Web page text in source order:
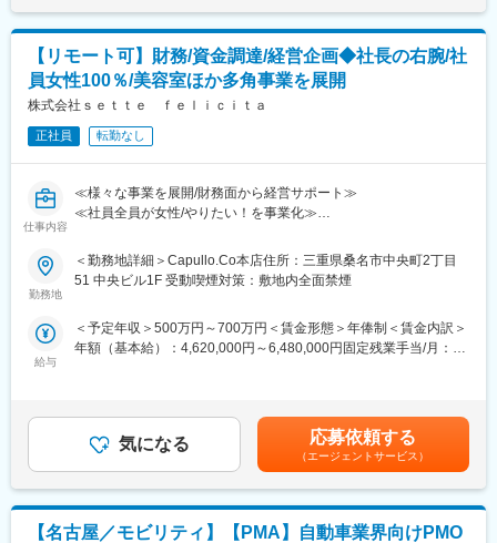
・新規顧客に向けた事業承継コンサル業務
・法人オーナーへ向けた辻本郷のグループソリューション提案
（保険・不動産・М＆A・ITソフト提案） など
上記の中から、経験や希望を考慮してお任せできるところから業
務をお願いいたします。
マネジメント業務(いずれも共通でマネジメント職で採用となった
場合)
・担当ユニットの管理(売上、目標など)
■特徴：
税務に関わる様々な分野のエキスパートが集結し、案件によって
は、
＜広範囲な取り扱い業務＞
中小企業が主な顧問先になりますが、医療法人、公益法人、社会
様に対して、税務サービスを提供しています。お仕事を通じて、
幅広い分野での税務・会計業務を経験出来ます。
せん。賃金はあくまでも目安の金額であり、選考を通じて上下す
る可能性があります。月給(月額)は固定手当を含めた表記です。
【リモート可】財務/資金調達/経営企画◆社長の右腕/社
員女性100％/美容室ほか多角事業を展開
株式会社ｓｅｔｔｅ ｆｅｌｉｃｉｔａ
正社員 転勤なし
仕事内容
≪様々な事業を展開/財務面から経営サポート≫
≪社員全員が女性/やりたい！を事業化≫
■業務内容
■具体的には
す。
・資金繰り/資金調達/財務戦略/事業計画/経営企画など
・専門的な見地から新規事業への助言
・管理部門の総務など
■就業環境
勤務地
＜勤務地詳細＞Capullo.Co本店住所：三重県桑名市中央町2丁目
51 中央ビル1F 受動喫煙対策：敷地内全面禁煙
給与
＜予定年収＞500万円～700万円＜賃金形態＞年俸制＜賃金内訳＞
年額（基本給）：4,620,000円～6,480,000円固定残業手当/月：
補足＞※能力・経験・前職給や実績を考慮して決定します。■昇
給：年1回賃金はあくまでも目安の金額であり、選考を通じて上下
する可能性があります。月給(月額)は固定手当を含めた表記です。
気になる 応募依頼する
（エージェントサービス）
【名古屋／モビリティ】【PMA】自動車業界向けPMO